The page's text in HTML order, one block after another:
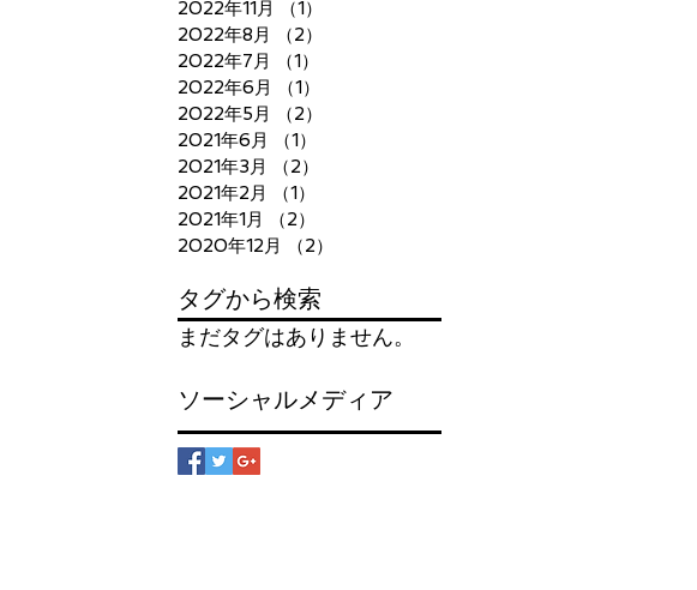
2022年11月
（1）
2022年8月
（2）
2022年7月
（1）
2022年6月
（1）
2022年5月
（2）
2021年6月
（1）
2021年3月
（2）
2021年2月
（1）
2021年1月
（2）
2020年12月
（2）
タグから検索
まだタグはありません。
ソーシャルメディア